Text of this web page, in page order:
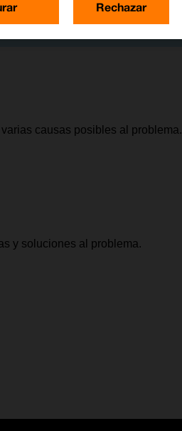
causas posibles al problema.
y soluciones al problema.
Rechazar